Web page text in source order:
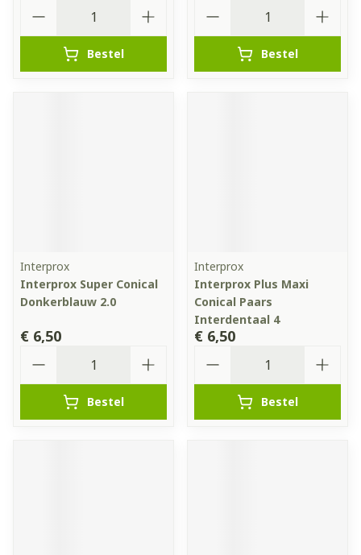
Bestel Bestel
Interprox
Interprox Super Conical
Donkerblauw 2.0
€ 6,50
Bestel
Interprox
Interprox Plus Maxi
Conical Paars
Interdentaal 4
€ 6,50
Bestel